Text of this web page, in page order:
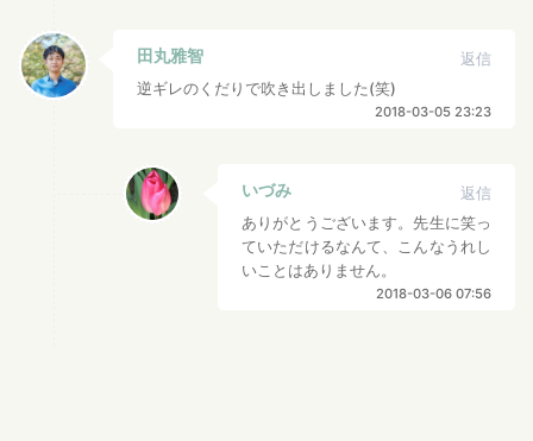
田丸雅智
返信
逆ギレのくだりで吹き出しました(笑)
2018-03-05 23:23
いづみ
返信
ありがとうございます。先生に笑っ
ていただけるなんて、こんなうれし
いことはありません。
2018-03-06 07:56